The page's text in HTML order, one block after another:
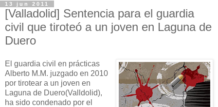
13 jun 2011
[Valladolid] Sentencia para el guardia
civil que tiroteó a un joven en Laguna de
Duero
El guardia civil en prácticas
Alberto M.M. juzgado en 2010
por tirotear a un joven en
Laguna de Duero(Valldolid),
ha sido condenado por el